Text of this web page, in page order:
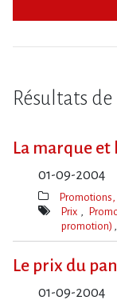
Résultats
La marque
01-09-2004
Thèmes(s)
Promotions,
Mot(s)-
Prix
promotion)
Le prix du
01-09-2004